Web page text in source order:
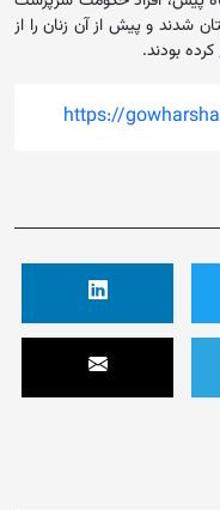
شدند و پیش از آن زنان را از
بودند.
https://